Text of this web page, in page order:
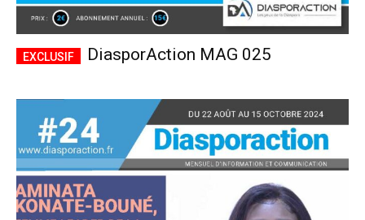
DiasporAction MAG 025